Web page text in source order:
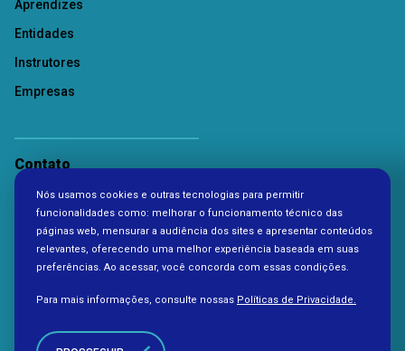
Aprendizes
Entidades
Instrutores
Empresas
Contato
Nós usamos cookies e outras tecnologias para permitir
funcionalidades como: melhorar o funcionamento técnico das
páginas web, mensurar a audiência dos sites e apresentar conteúdos
relevantes, oferecendo uma melhor experiência baseada em suas
preferências. Ao acessar, você concorda com essas condições.
Para mais informações, consulte nossas Políticas de Privacidade.